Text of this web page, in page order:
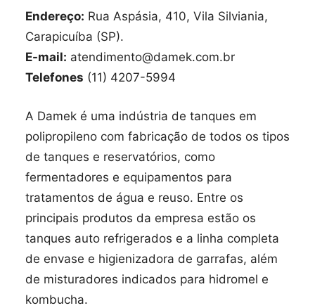
Endereço: Rua Aspásia, 410, Vila Silviania,
Carapicuíba (SP).
E-mail: atendimento@damek.com.br
Telefones (11) 4207-5994
A Damek é uma indústria de tanques em
polipropileno com fabricação de todos os tipos
de tanques e reservatórios, como
fermentadores e equipamentos para
tratamentos de água e reuso. Entre os
principais produtos da empresa estão os
tanques auto refrigerados e a linha completa
de envase e higienizadora de garrafas, além
de misturadores indicados para hidromel e
kombucha.